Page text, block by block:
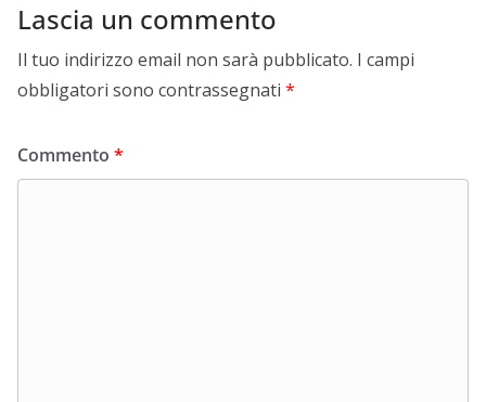
Lascia un commento
Il tuo indirizzo email non sarà pubblicato. I campi
obbligatori sono contrassegnati *
Commento *